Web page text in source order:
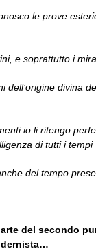
le prove
e soprattutto i
dell’origine divina
io li ritengo
di tutti i tempi
del tempo
del secondo